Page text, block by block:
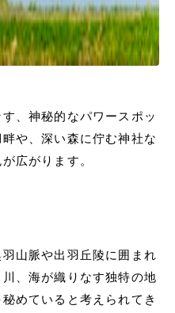
、神秘的なパワースポッ
や、深い森に佇む神社な
広がります。
山脈や出羽丘陵に囲まれ
、海が織りなす独特の地
めていると考えられてき